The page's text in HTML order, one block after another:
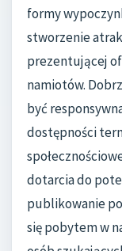
formy
stworzenie
prezentującej
namiotów.
być
dostępności
dotarcia do
publikowanie
się pobytem w